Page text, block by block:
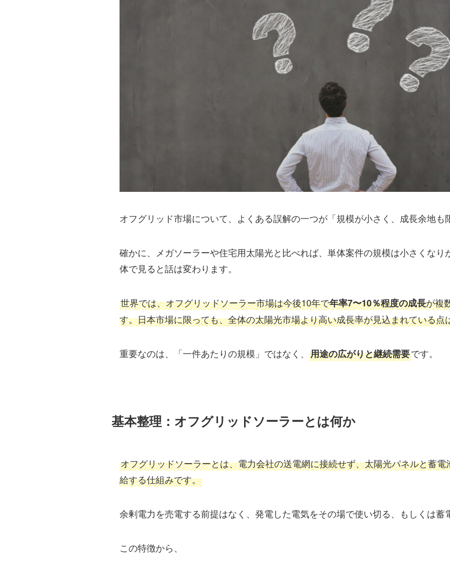
オフグリッド市場について、よくある誤解の一つが「規模が小さく、成長余地も
確かに、メガソーラーや住宅用太陽光と比べれば、単体案件の規模は小さくなり
体で見ると話は変わります。
世界では、オフグリッドソーラー市場は今後10年で年率7〜10％程度の成長が複
す。日本市場に限っても、全体の太陽光市場より高い成長率が見込まれている点
重要なのは、「一件あたりの規模」ではなく、 用途の広がりと継続需要です。
基本整理：オフグリッドソーラーとは何か
オフグリッドソーラーとは、電力会社の送電網に接続せず、太陽光パネルと蓄
給する仕組みです。
余剰電力を売電する前提はなく、発電した電気をその場で使い切る、もしくは蓄
この特徴から、